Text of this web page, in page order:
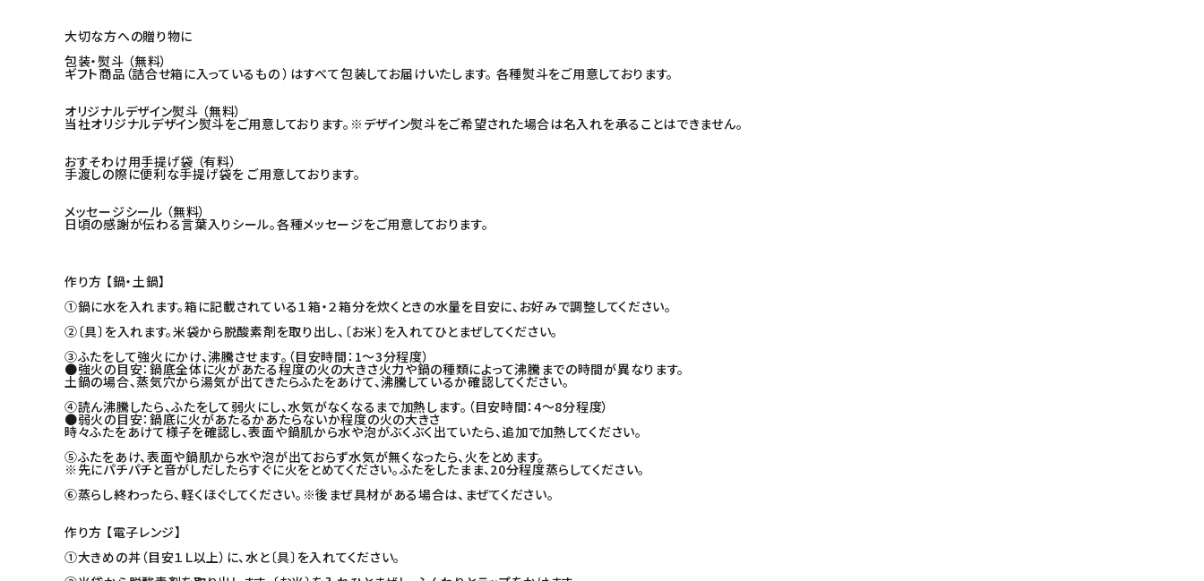
大切な方への贈り物に
包装・熨斗 （無料）
ギフト商品（詰合せ箱に入っているもの ）はすべて包装してお届けいたします。 各種熨斗をご用意しております。
オリジナルデザイン熨斗 （無料）
当社オリジナルデザイン熨斗をご用意しております。※デザイン熨斗をご希望された場合は名入れを承ることはできません。
おすそわけ用手提げ袋 （有料）
手渡しの際に便利な手提げ袋を ご用意しております。
メッセージシール （無料）
日頃の感謝が伝わる言葉入りシール。各種メッセージをご用意しております。
作り方 【鍋・土鍋】
①鍋に水を入れます。箱に記載されている１箱・２箱分を炊くときの水量を目安に、お好みで調整してください。
②〔具〕を入れます。米袋から脱酸素剤を取り出し、〔お米〕を入れてひとまぜしてください。
③ふたをして強火にかけ、沸騰させます。（目安時間：1～3分程度）
●強火の目安：鍋底全体に火があたる程度の火の大きさ火力や鍋の種類によって沸騰までの時間が異なります。
土鍋の場合、蒸気穴から湯気が出てきたらふたをあけて、沸騰しているか確認してください。
④読ん沸騰したら、ふたをして弱火にし、水気がなくなるまで加熱します。（目安時間：4～8分程度）
●弱火の目安：鍋底に火があたるかあたらないか程度の火の大きさ
時々ふたをあけて様子を確認し、表面や鍋肌から水や泡がぶくぶく出ていたら、追加で加熱してください。
⑤ふたをあけ、表面や鍋肌から水や泡が出ておらず水気が無くなったら、火をとめます。
※先にパチパチと音がしだしたらすぐに火をとめてください。ふたをしたまま、20分程度蒸らしてください。
⑥蒸らし終わったら、軽くほぐしてください。※後まぜ具材がある場合は、まぜてください。
作り方 【電子レンジ】
①大きめの丼（目安１Ｌ以上）に、水と〔具〕を入れてください。